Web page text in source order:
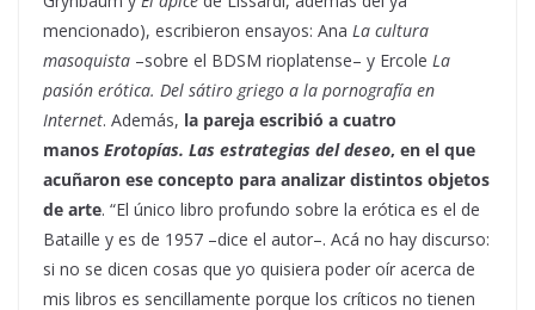
mencionado), escribieron ensayos: Ana La cultura
masoquista –sobre el BDSM rioplatense– y Ercole La
pasión erótica. Del sátiro griego a la pornografía en
Internet. Además, la pareja escribió a cuatro
manos Erotopías. Las estrategias del deseo, en el que
acuñaron ese concepto para analizar distintos objetos
de arte. “El único libro profundo sobre la erótica es el de
Bataille y es de 1957 –dice el autor–. Acá no hay discurso:
si no se dicen cosas que yo quisiera poder oír acerca de
mis libros es sencillamente porque los críticos no tienen